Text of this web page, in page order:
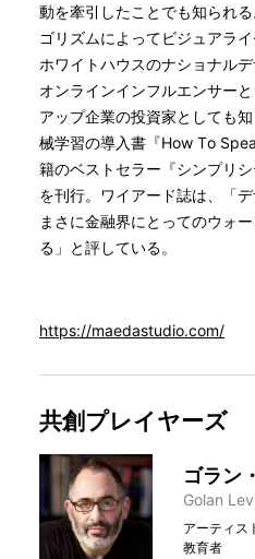
動を牽引したことでも知られ
ゴリズムによってビジュアラ
ホワイトハウスのナショナル
オンラインインフルエンサー
アップ企業の投資家としても
械学習の導入書『How To
籍のベストセラー『シンプリ
を刊行。ワイアード誌は、「
まさに金融界にとってのウォ
る」と評している。
https://maedastudio.com/
共創プレイヤーズ
ゴラン
Golan
アーティス
教育者